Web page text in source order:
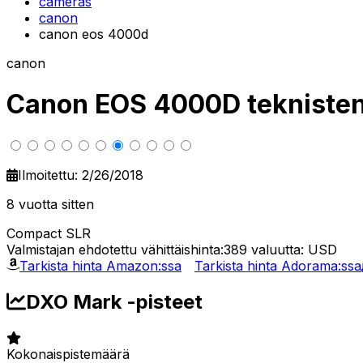
canon
canon eos 4000d
canon
Canon EOS 4000D
Ilmoitettu: 2/26/2018
8 vuotta sitten
Compact SLR
Valmistajan ehdotettu vähittäishinta:389 valuutta: USD
Tarkista hinta Amazon:ssa
Tarkista hinta Adorama:ssa
DXO Mark -pisteet
Kokonaispistemäärä